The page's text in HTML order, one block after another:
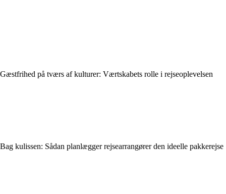
Gæstfrihed på tværs af kulturer: Værtskabets rolle i rejseoplevelsen
Bag kulissen: Sådan planlægger rejsearrangører den ideelle pakkerejse